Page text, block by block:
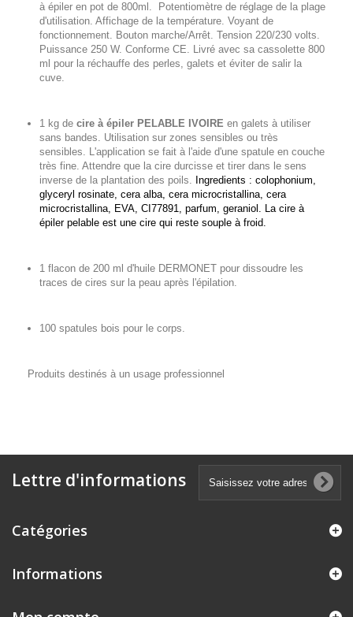
à épiler en pot de 800ml. Potentiomètre de réglage de la plage
d'utilisation. Affichage de la température. Voyant de
fonctionnement. Bouton marche/Arrêt. Tension 220/230 volts.
Puissance 250 W. Conforme CE. Livré avec sa cassolette 800
ml pour la réchauffe des perles, galets et éviter de salir la
cuve.
1 kg de cire à épiler PELABLE IVOIRE en galets à utiliser
sans bandes. Utilisation sur zones sensibles ou très
sensibles. L'application se fait à l'aide d'une spatule en couche
très fine. Attendre que la cire durcisse et tirer dans le sens
inverse de la plantation des poils. Ingredients : colophonium,
glyceryl rosinate, cera alba, cera microcristallina, cera
microcristallina, EVA, CI77891, parfum, geraniol. La cire à
épiler pelable est une cire qui reste souple à froid.
1 flacon de 200 ml d'huile DERMONET pour dissoudre les
traces de cires sur la peau après l'épilation.
100 spatules bois pour le corps.
Produits destinés à un usage professionnel
Lettre d'informations
Catégories
Informations